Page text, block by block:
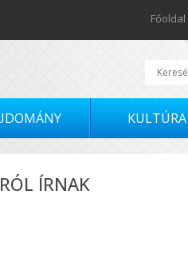
Főoldal
KULTÚRA
ÍRNAK